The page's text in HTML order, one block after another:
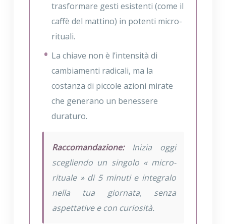
trasformare gesti esistenti (come il
caffè del mattino) in potenti micro-
rituali.
La chiave non è l’intensità di
cambiamenti radicali, ma la
costanza di piccole azioni mirate
che generano un benessere
duraturo.
Raccomandazione:Inizia oggi
scegliendo un singolo « micro-
rituale » di 5 minuti e integralo
nella tua giornata, senza
aspettative e con curiosità.